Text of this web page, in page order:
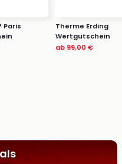
Paris
Therme Erding
Wertgutschein
ab 99,00 €